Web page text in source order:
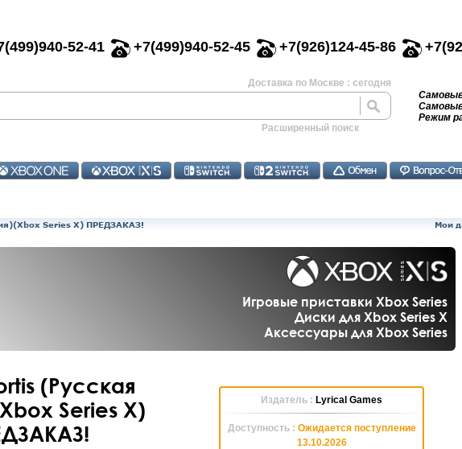
52-41 +7(499)940-52-45 +7(926)124-45-86
Доставка по Москве : сегодня
Расширенный поиск
Режим
Series X) ПРЕДЗАКАЗ! Мои
Игровые приставки Xbox Series
Диски для Xbox Series X
Аксессуары для Xbox Series
(Русская
Series X)
Издатель : Lyrical Games
Доступность : Ожидается поступление
13.10.2026